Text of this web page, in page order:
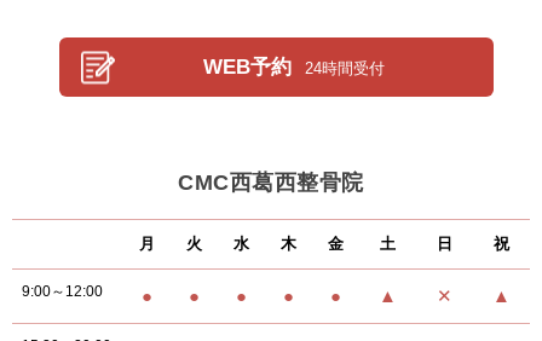
CMC西葛西整骨院
月 火 水 木 金 土 日 祝
9:00～12:00 ● ● ● ● ● ▲ ✕ ▲
WEB予約 24時間受付